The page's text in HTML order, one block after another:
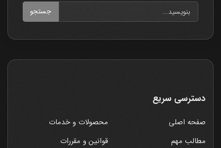
جستجو
دسترسی سریع
صفحه اصلی
محصولات و خدمات
مطالب مهم
قوانین و مقررات